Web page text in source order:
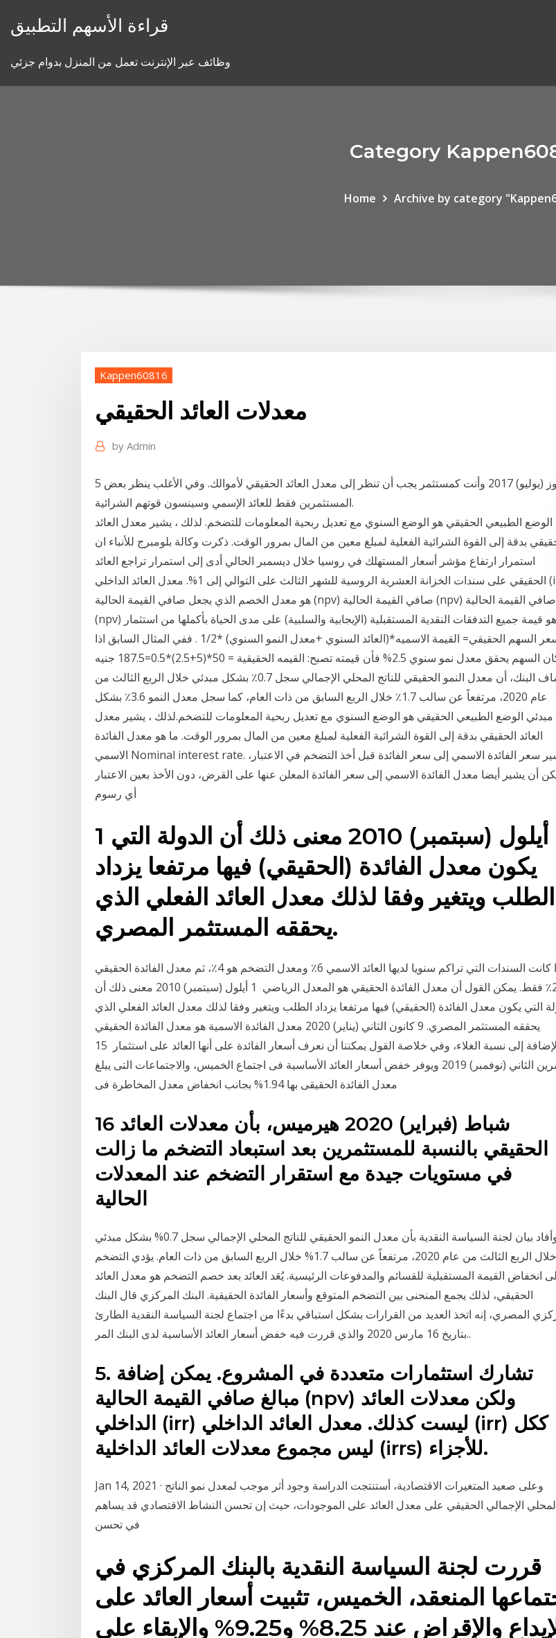
قراءة الأسهم التطبيق
وظائف عبر الإنترنت تعمل من المنزل بدوام جزئي
Category
Home Archive by category
Kappen60816
معدلات العائد الحقيقي
by Admin
5 تموز (يوليو) 2017 وأنت كمستثمر يجب أن تنظر إلى معدل العائد الحقيقي لأموالك. وفي الأغلب ينظر بعض
المستثمرين فقط للعائد الإسمي وسينسون قوتهم الشرائية.
الوضع الطبيعي الحقيقي هو الوضع السنوي مع تعديل ربحية المعلومات للتضخم. لذلك ، يشير معدل العائد
بدقة إلى القوة الشرائية الفعلية لمبلغ معين من المال بمرور الوقت. ذكرت وكالة بلومبرج للأنباء ان
استمرار ارتفاع مؤشر أسعار المستهلك في روسيا خلال ديسمبر الحالي أدى إلى استمرار تراجع العائد
الحقيقي على سندات الخزانة العشرية الروسية للشهر الثالث على التوالي إلى 1%. معدل العائد الداخلي (irr)
هو معدل الخصم الذي يجعل صافي القيمة الحالية (npv) صافي القيمة الحالية (npv) صافي القيمة الحالية
(npv) هو قيمة جميع التدفقات النقدية المستقبلية (الإيجابية والسلبية) على مدى الحياة بأكملها من استثمار
سعر السهم الحقيقي= القيمة الاسميه*(العائد السنوي +معدل النمو السنوي) *1/2 . ففي المثال السابق اذا
كان السهم يحقق معدل نمو سنوي 2.5% فأن قيمته تصبح: القيمه الحقيقية = 50*(5+2.5)*0.5=187.5 جنيه
وأضاف البنك، أن معدل النمو الحقيقي للناتج المحلي الإجمالي سجل 0.7٪ بشكل مبدئي خلال الربع الثالث من
عام 2020، مرتفعاً عن سالب 1.7٪ خلال الربع السابق من ذات العام، كما سجل معدل النمو 3.6٪ بشكل
مبدئي الوضع الطبيعي الحقيقي هو الوضع السنوي مع تعديل ربحية المعلومات للتضخم.لذلك ، يشير معدل
العائد الحقيقي بدقة إلى القوة الشرائية الفعلية لمبلغ معين من المال بمرور الوقت. ما هو معدل الفائدة
الاسمي Nominal interest rate. يشير سعر الفائدة الاسمي إلى سعر الفائدة قبل أخذ التضخم في الاعتبار،
أن يشير أيضا معدل الفائدة الاسمي إلى سعر الفائدة المعلن عنها على القرض، دون الأخذ بعين الاعتبار
أي رسوم
1 أيلول (سبتمبر) 2010 معنى ذلك أن الدولة التي
يكون معدل الفائدة (الحقيقي) فيها مرتفعا يزداد
الطلب ويتغير وفقا لذلك معدل العائد الفعلي الذي
يحققه المستثمر المصري.
إذا كانت السندات التي تراكم سنويا لديها العائد الاسمي 6٪ ومعدل التضخم هو 4٪، ثم معدل الفائدة الحقيقي
هو 2٪ فقط. يمكن القول أن معدل الفائدة الحقيقي هو المعدل الرياضي 1 أيلول (سبتمبر) 2010 معنى ذلك أن
التي يكون معدل الفائدة (الحقيقي) فيها مرتفعا يزداد الطلب ويتغير وفقا لذلك معدل العائد الفعلي الذي
يحققه المستثمر المصري. 9 كانون الثاني (يناير) 2020 معدل الفائدة الاسمية هو معدل الفائدة الحقيقي
بالإضافة إلى نسبة الغلاء، وفي خلاصة القول يمكننا أن نعرف أسعار الفائدة على أنها العائد على استثمار 15
تشرين الثاني (نوفمبر) 2019 ويوفر خفض أسعار العائد الأساسية فى اجتماع الخميس، والاجتماعات التى يبلغ
16 شباط (فبراير) 2020 هيرميس، بأن معدلات العائد
الحقيقي بالنسبة للمستثمرين بعد استبعاد التضخم ما زالت
في مستويات جيدة مع استقرار التضخم عند المعدلات
وأفاد بيان لجنة السياسة النقدية بأن معدل النمو الحقيقي للناتج المحلي الإجمالي سجل 0.7% بشكل مبدئي
خلال الربع الثالث من عام 2020، مرتفعاً عن سالب 1.7% خلال الربع السابق من ذات العام. يؤدي التضخم
انخفاض القيمة المستقبلية للقسائم والمدفوعات الرئيسية. يُعَد العائد بعد خصم التضخم هو معدل العائد
الحقيقي، لذلك يجمع المنحنى بين التضخم المتوقع وأسعار الفائدة الحقيقية. البنك المركزي قال البنك
المصري، إنه اتخذ العديد من القرارات بشكل استباقي بدءًا من اجتماع لجنة السياسة النقدية الطارئ
بتاريخ 16 مارس 2020 والذي قررت فيه خفض أسعار العائد الأساسية لدى البنك المر..
5. تشارك استثمارات متعددة في المشروع. يمكن إضافة
مبالغ صافي القيمة الحالية (npv) ولكن معدلات العائد
الداخلي (irr) ليست كذلك. معدل العائد الداخلي (irr) ككل
ليس مجموع معدلات العائد الداخلية (irrs) للأجزاء.
Jan 14, 2021 · وعلى صعيد المتغيرات الاقتصادية، أستنتجت الدراسة وجود أثر موجب لمعدل نمو الناتج
الإجمالي الحقيقي على معدل العائد على الموجودات، حيث إن تحسن النشاط الاقتصادي قد يساهم
في تحسن
قررت لجنة السياسة النقدية بالبنك المركزي في
المنعقد، الخميس، تثبيت أسعار العائد على
الإيداع والإقراض عند 8.25% و9.25% والإبقاء على